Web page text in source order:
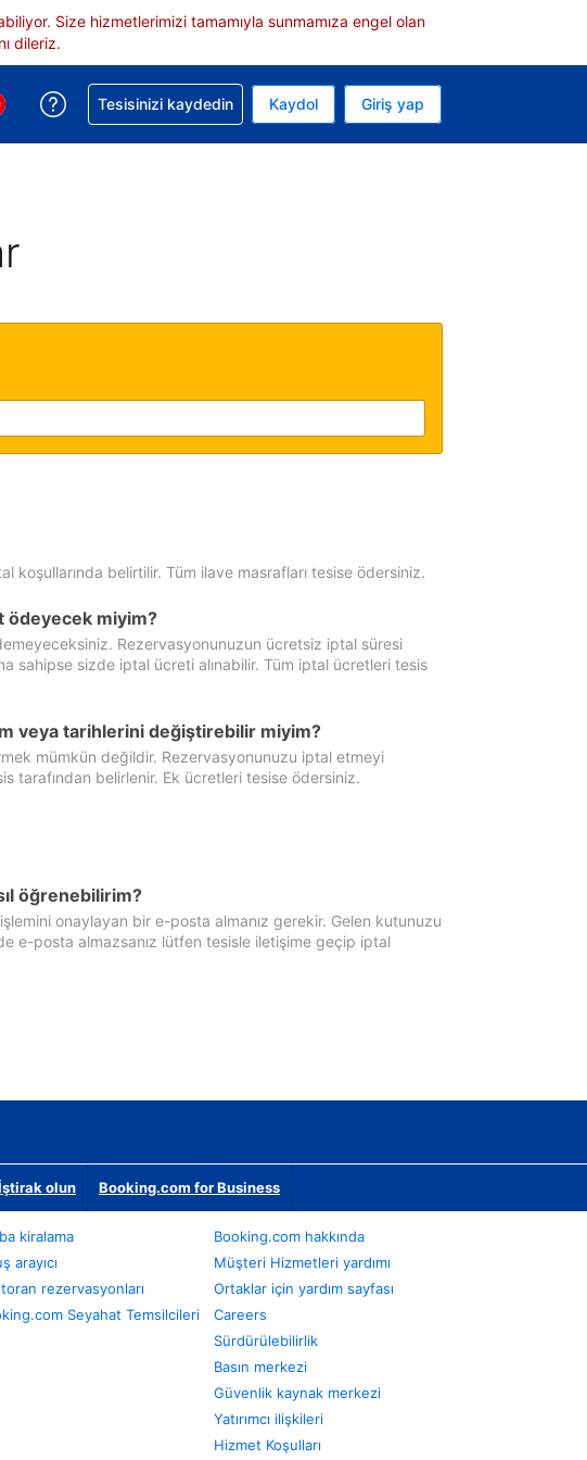
Size hizmetlerimizi tamamıyla sunmamıza engel olan
dileriz.
seçimi yap. Mevcut para biriminiz Türk lirası
seçimi yap. Mevcut diliniz Türkçe
Rezervasyonunuzla ilgili yardım alın
Tesisinizi kaydedin Kaydol Giriş yap
koşullarında belirtilir. Tüm ilave masrafları tesise ödersiniz.
ödeyecek miyim?
Rezervasyonunuzun ücretsiz iptal süresi
sahipse sizde iptal ücreti alınabilir. Tüm iptal ücretleri tesis
veya tarihlerini değiştirebilir miyim?
mümkün değildir. Rezervasyonunuzu iptal etmeyi
tarafından belirlenir. Ek ücretleri tesise ödersiniz.
öğrenebilirim?
onaylayan bir e-posta almanız gerekir. Gelen kutunuzu
e-posta almazsanız lütfen tesisle iletişime geçip iptal
olun Booking.com for Business
kiralama
arayıcı
rezervasyonları
Seyahat Temsilcileri
Booking.com hakkında
Müşteri Hizmetleri yardımı
Ortaklar için yardım sayfası
Careers
Sürdürülebilirlik
Basın merkezi
Güvenlik kaynak merkezi
Yatırımcı ilişkileri
Hizmet Koşulları